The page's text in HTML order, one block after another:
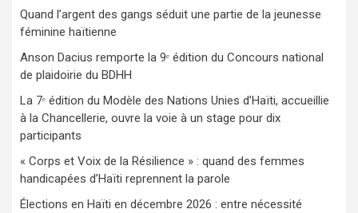
Quand l’argent des gangs séduit une partie de la jeunesse
féminine haïtienne
Anson Dacius remporte la 9ᵉ édition du Concours national
de plaidoirie du BDHH
La 7ᵉ édition du Modèle des Nations Unies d’Haïti, accueillie
à la Chancellerie, ouvre la voie à un stage pour dix
participants
« Corps et Voix de la Résilience » : quand des femmes
handicapées d’Haïti reprennent la parole
Élections en Haïti en décembre 2026 : entre nécessité